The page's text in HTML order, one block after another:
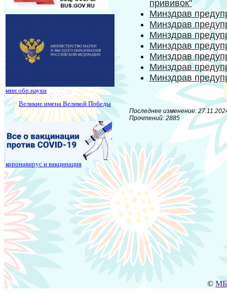
мин.обр.науки
Великие имена Великой Победы
коронавирус и вакцинация
прививок"
Минздрав
Минздрав
Минздрав
Минздрав
Минздрав
Минздрав
Минздрав
Последнее изменение:
Прочтений: 2885
©